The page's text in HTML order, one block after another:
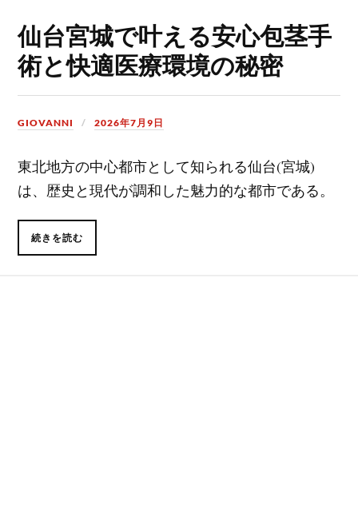
仙台宮城で叶える安心包茎手
術と快適医療環境の秘密
GIOVANNI 2026年7月9日
東北地方の中心都市として知られる仙台(宮城)
は、歴史と現代が調和した魅力的な都市である。
続きを読む